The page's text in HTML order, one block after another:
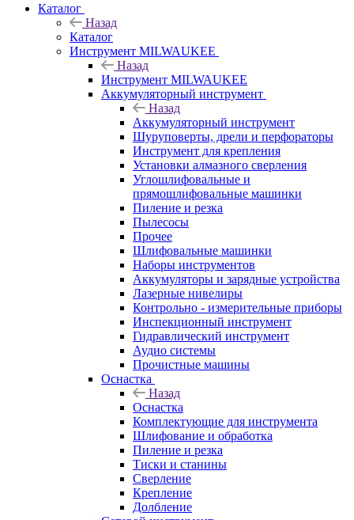
Каталог
Назад
Каталог
Инструмент MILWAUKEE
Назад
Инструмент MILWAUKEE
Аккумуляторный инструмент
Назад
Аккумуляторный инструмент
Шуруповерты, дрели и перфораторы
Инструмент для крепления
Установки алмазного сверления
Углошлифовальные и
прямошлифовальные машинки
Пиление и резка
Пылесосы
Прочее
Шлифовальные машинки
Наборы инструментов
Аккумуляторы и зарядные устройства
Лазерные нивелиры
Контрольно - измерительные приборы
Инспекционный инструмент
Гидравлический инструмент
Аудио системы
Прочистные машины
Оснастка
Назад
Оснастка
Комплектующие для инструмента
Шлифование и обработка
Пиление и резка
Тиски и станины
Сверление
Крепление
Долбление